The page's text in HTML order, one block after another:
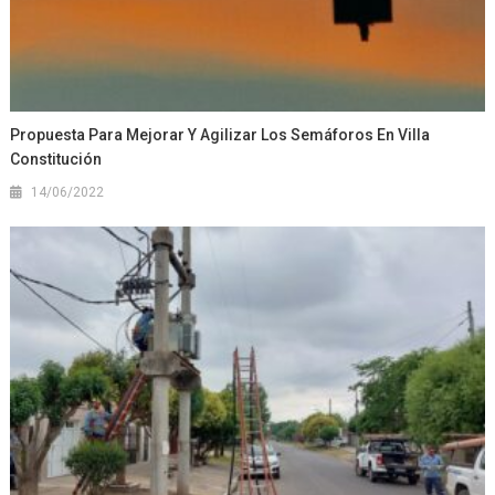
Propuesta Para Mejorar Y Agilizar Los Semáforos En Villa
Constitución
14/06/2022